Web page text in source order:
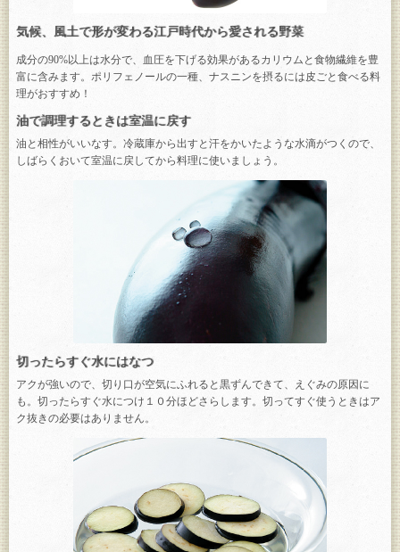
気候、風土で形が変わる江戸時代から愛される野菜
成分の90%以上は水分で、血圧を下げる効果があるカリウムと食物繊維を豊
富に含みます。ポリフェノールの一種、ナスニンを摂るには皮ごと食べる料
理がおすすめ！
油で調理するときは室温に戻す
油と相性がいいなす。冷蔵庫から出すと汗をかいたような水滴がつくので、
しばらくおいて室温に戻してから料理に使いましょう。
切ったらすぐ水にはなつ
アクが強いので、切り口が空気にふれると黒ずんできて、えぐみの原因に
も。切ったらすぐ水につけ１０分ほどさらします。切ってすぐ使うときはア
ク抜きの必要はありません。